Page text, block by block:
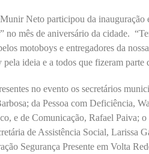
Neto participou da inauguração
no mês de aniversário da cidade.
motoboys e entregadores da
ideia e a todos que fizeram parte
no evento os secretários
da Pessoa com Deficiência,
e de Comunicação, Rafael Paiva;
de Assistência Social, Larissa
Segurança Presente em Volta